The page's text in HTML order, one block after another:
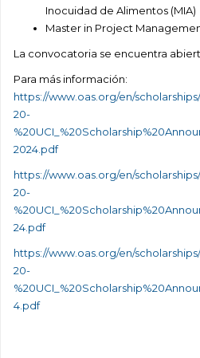
Inocuidad de Alimentos (MIA)
Master in Project
La convocatoria se encuentra
Para más información:
https://www.oas.org/en/
20-
2024.pdf
https://www.oas.org/en/
20-
24.pdf
https://www.oas.org/en/
20-
4.pdf